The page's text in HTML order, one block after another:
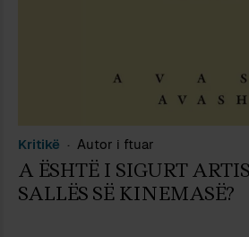
Kritikë Autor i ftuar
A ËSHTË I SIGURT
SALLËS SË KINEMASË?